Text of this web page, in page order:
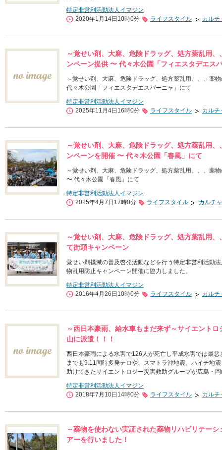
特定非営利活動法人イマジン
2020年1月14日10時0分
ライフスタイル カルチ
～覚せい剤、大麻、危険ドラッグ、処方薬乱用
ンペーン提供 〜 代々木公園「フィエスタデエス
～覚せい剤、大麻、危険ドラッグ、処方薬乱用、、、薬
代々木公園「フィエスタデエスパーニャ」にて
特定非営利活動法人イマジン
2025年11月4日16時0分
ライフスタイル カルチ
～覚せい剤、大麻、危険ドラッグ、処方薬乱用
ンペーンを開催 〜 代々木公園「春風」にて
～覚せい剤、大麻、危険ドラッグ、処方薬乱用、、、薬
〜 代々木公園「春風」にて
特定非営利活動法人イマジン
2025年4月7日17時0分
ライフスタイル カルチ
～覚せい剤、大麻、危険ドラッグ、処方薬乱用
て街頭キャンペーン
覚せい剤撲滅の普及啓発活動などを行う特定非営利活動
物乱用防止キャンペーン開催に協力しました。
特定非営利活動法人イマジン
2016年4月26日10時0分
ライフスタイル カルチ
～西日本豪雨、給水車もまだ来ず～サイエント
山に派遣！！！
西日本豪雨による水害で126人が死亡し平成水害では最
までも9.11同時多発テロや、スマトラ沖地震、ハイチ地
助けてきたサイエントロジー災害救助グループが広島・
特定非営利活動法人イマジン
2018年7月10日14時0分
ライフスタイル カルチ
～薬物を使わない実証された薬物リハビリテー
アーを行いました！